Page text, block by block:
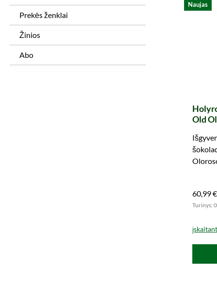
Prekės ženklai
Žinios
Abo
Naujas
Old
60,99 €
Turinys: